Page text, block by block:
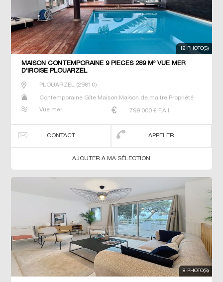
12 PHOTO(S)
MAISON CONTEMPORAINE 9 PIECES 289 M² VUE MER
D'IROISE PLOUARZEL
PLOUARZEL(29810)
Contemporaine Gîte Maison Maison de maitre Propriété
Vue mer
799 000 € F.A.I
CONTACT APPELER
AJOUTER A MA SÉLECTION
8 PHOTO(S)